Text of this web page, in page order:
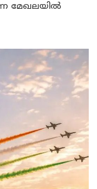
മേഖലയിൽ